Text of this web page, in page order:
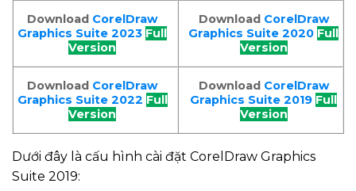
Download CorelDraw
Graphics Suite 2023 Full
Version
Download CorelDraw
Graphics Suite 2020 Full
Version
Download CorelDraw
Graphics Suite 2022 Full
Version
Download CorelDraw
Graphics Suite 2019 Full
Version
Dưới đây là cấu hình cài đặt CorelDraw Graphics
Suite 2019: